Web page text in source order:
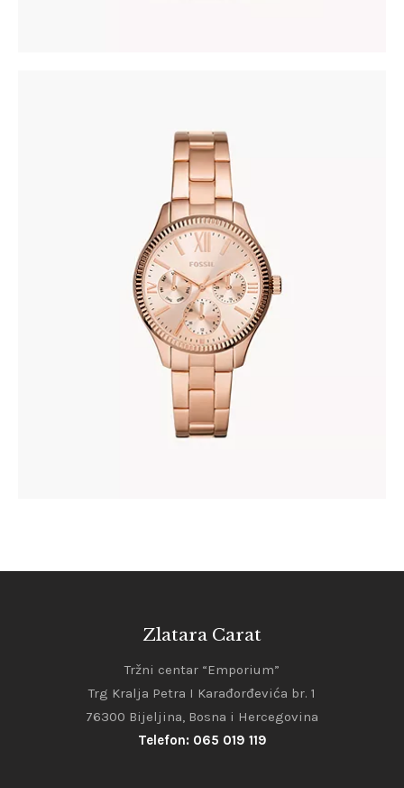
FOSSIL BQ3691
345.00 KM
Zlatara Carat
Tržni centar “Emporium”
Trg Kralja Petra I Karađorđevića br. 1
76300 Bijeljina, Bosna i Hercegovina
Telefon: 065 019 119